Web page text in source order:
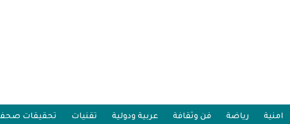
امنية رياضة فن وثقافة عربية ودولية تقنيات تحقيقات